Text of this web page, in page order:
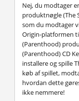
Nej, du modtager
produktnøgle (The
som du modtager
Origin-platformen
(Parenthood)
(Parenthood) CD
installere og spille
køb af spillet,
hvordan dette
ikke nemmere!